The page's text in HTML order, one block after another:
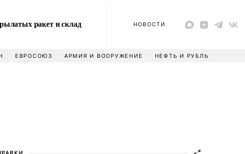
ракет и склад
НОВОСТИ
ЕВРОСОЮЗ АРМИЯ И ВООРУЖЕНИЕ НЕФТЬ И РУБЛЬ